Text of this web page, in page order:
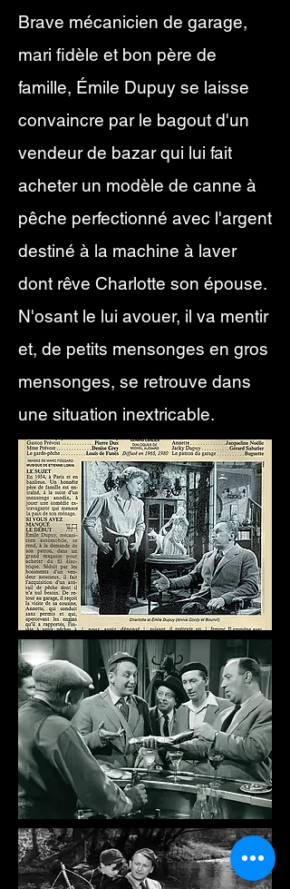
Brave mécanicien de garage,
mari fidèle et bon père de
famille, Émile Dupuy se laisse
convaincre par le bagout d'un
vendeur de bazar qui lui fait
acheter un modèle de canne à
pêche perfectionné avec l'argent
destiné à la machine à laver
dont rêve Charlotte son épouse.
N'osant le lui avouer, il va mentir
et, de petits mensonges en gros
mensonges, se retrouve dans
une situation inextricable.